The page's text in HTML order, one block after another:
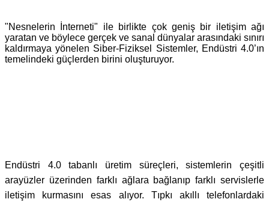
"Nesnelerin İnterneti" ile birlikte çok geniş bir iletişim ağı
yaratan ve böylece gerçek ve sanal dünyalar arasındaki sınırı
kaldırmaya yönelen Siber-Fiziksel Sistemler, Endüstri 4.0’ın
temelindeki güçlerden birini oluşturuyor.
Endüstri 4.0 tabanlı üretim süreçleri, sistemlerin çeşitli
arayüzler üzerinden farklı ağlara bağlanıp farklı servislerle
iletişim kurmasını esas alıyor. Tıpkı akıllı telefonlardaki